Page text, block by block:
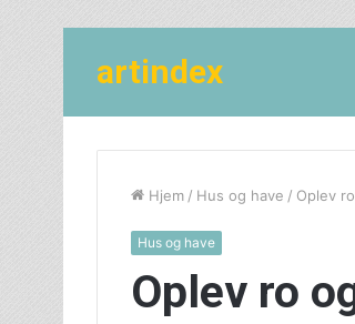
artindex
Hjem / Hus og have / Oplev
Hus og have
Oplev ro